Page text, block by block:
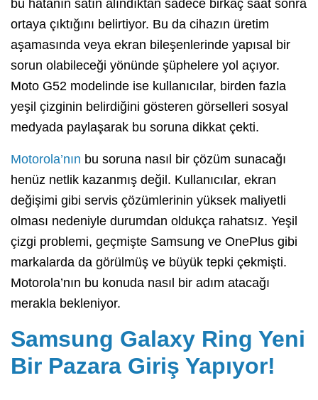
bu hatanın satın alındıktan sadece birkaç saat sonra
ortaya çıktığını belirtiyor. Bu da cihazın üretim
aşamasında veya ekran bileşenlerinde yapısal bir
sorun olabileceği yönünde şüphelere yol açıyor.
Moto G52 modelinde ise kullanıcılar, birden fazla
yeşil çizginin belirdiğini gösteren görselleri sosyal
medyada paylaşarak bu soruna dikkat çekti.
Motorola’nın bu soruna nasıl bir çözüm sunacağı
henüz netlik kazanmış değil. Kullanıcılar, ekran
değişimi gibi servis çözümlerinin yüksek maliyetli
olması nedeniyle durumdan oldukça rahatsız. Yeşil
çizgi problemi, geçmişte Samsung ve OnePlus gibi
markalarda da görülmüş ve büyük tepki çekmişti.
Motorola’nın bu konuda nasıl bir adım atacağı
merakla bekleniyor.
Samsung Galaxy Ring Yeni
Bir Pazara Giriş Yapıyor!